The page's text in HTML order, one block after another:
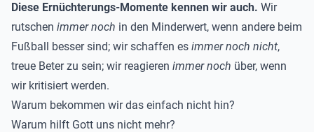
Diese Ernüchterungs-Momente kennen wir auch. Wir
rutschen immer noch in den Minderwert, wenn andere beim
Fußball besser sind; wir schaffen es immer noch nicht,
treue Beter zu sein; wir reagieren immer noch über, wenn
wir kritisiert werden.
Warum bekommen wir das einfach nicht hin?
Warum hilft Gott uns nicht mehr?